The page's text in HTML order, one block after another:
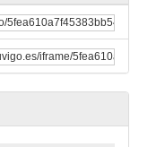
Canto de Finisterre (tradicional) e Carolina (tradicional, versión de Otilio Fernández